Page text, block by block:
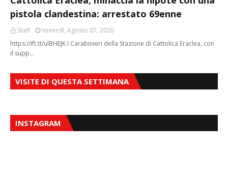
pistola clandestina: arrestato 69enne
Staff
Venerdì, Agosto 07, 2026
https://ift.tt/ulBHEJK I Carabinieri della Stazione di Cattolica Eraclea, con
il supp…
VISITE DI QUESTA SETTIMANA
INSTAGRAM